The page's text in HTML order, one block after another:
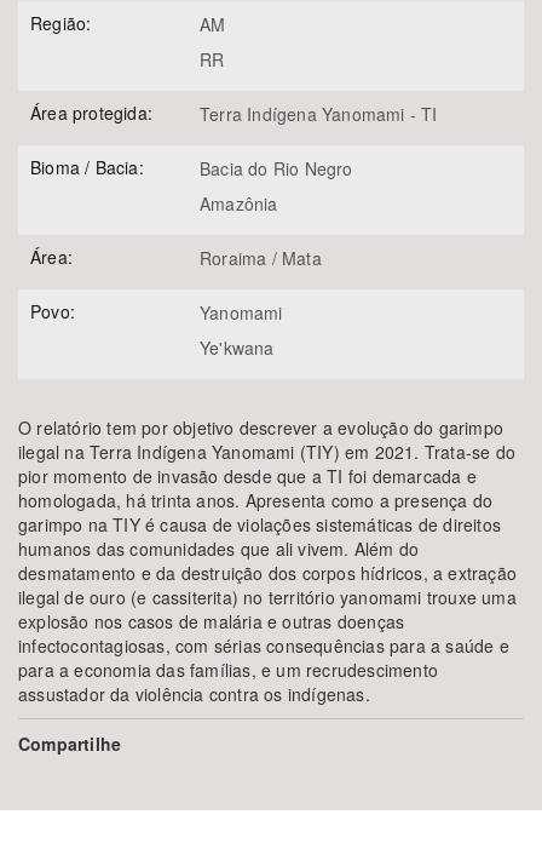
Região:
AM
RR
Área protegida: Terra Indígena Yanomami - TI
Bioma / Bacia:
Bacia do Rio Negro
Amazônia
Área: Roraima / Mata
Povo:
Yanomami
Ye'kwana
O relatório tem por objetivo descrever a evolução do garimpo
ilegal na Terra Indígena Yanomami (TIY) em 2021. Trata-se do
pior momento de invasão desde que a TI foi demarcada e
homologada, há trinta anos. Apresenta como a presença do
garimpo na TIY é causa de violações sistemáticas de direitos
humanos das comunidades que ali vivem. Além do
desmatamento e da destruição dos corpos hídricos, a extração
ilegal de ouro (e cassiterita) no território yanomami trouxe uma
explosão nos casos de malária e outras doenças
infectocontagiosas, com sérias consequências para a saúde e
para a economia das famílias, e um recrudescimento
assustador da violência contra os indígenas.
Compartilhe